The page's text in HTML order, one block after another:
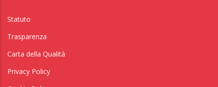
Statuto
Trasparenza
Carta della Qualità
Privacy Policy